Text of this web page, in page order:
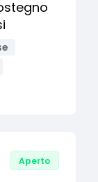
Aperto